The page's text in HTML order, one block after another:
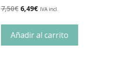
7,50€ 6,49€ IVA incl.
Añadir al carrito